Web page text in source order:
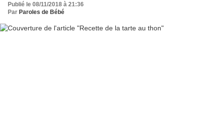
Publié le 08/11/2018 à 21:36
Par Paroles de Bébé